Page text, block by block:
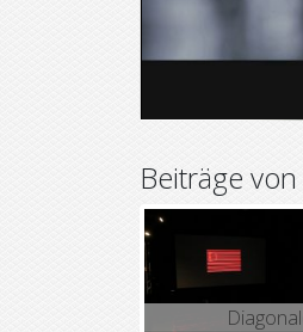
Beiträge von